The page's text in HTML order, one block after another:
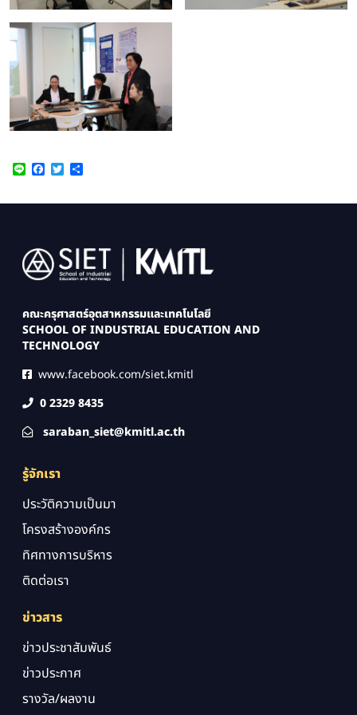
Line Facebook
Twitter
Image
คณะครุศาสตร์อุตสาหกรรมและเทคโนโลยี
SCHOOL OF INDUSTRIAL EDUCATION AND
TECHNOLOGY
www.facebook.com/siet.kmitl
0 2329 8435
saraban_siet@kmitl.ac.th
รู้จักเรา
ประวัติความเป็นมา
โครงสร้างองค์กร
ทิศทางการบริหาร
ติดต่อเรา
ข่าวสาร
ข่าวประชาสัมพันธ์
ข่าวประกาศ
รางวัล/ผลงาน